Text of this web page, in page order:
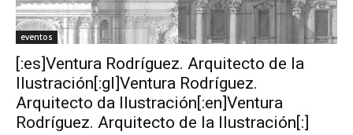
eventos
[:es]Ventura Rodríguez. Arquitecto de la
Ilustración[:gl]Ventura Rodríguez.
Arquitecto da Ilustración[:en]Ventura
Rodríguez. Arquitecto de la Ilustración[:]